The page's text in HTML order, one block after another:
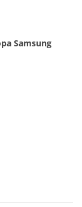
Samsung